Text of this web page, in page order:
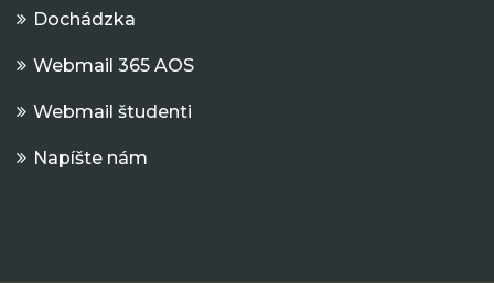
Dochádzka
Webmail 365 AOS
Webmail študenti
Napíšte nám